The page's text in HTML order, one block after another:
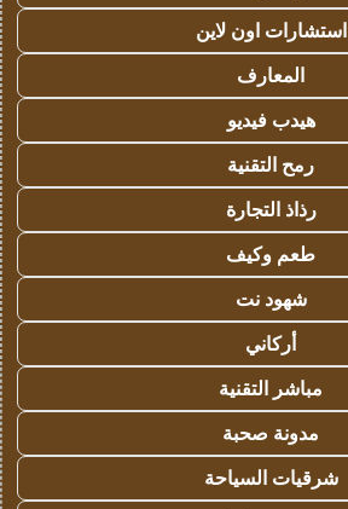
استشارات اون لاين
المعارف
هيدب فيديو
رمح التقنية
رذاذ التجارة
طعم وكيف
شهود نت
أركاني
مباشر التقنية
مدونة صحبة
شرقيات السياحة